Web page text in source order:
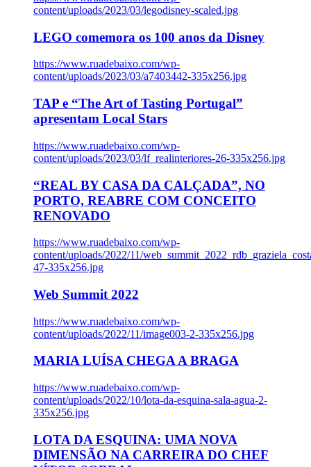
content/uploads/2023/03/legodisney-scaled.jpg
LEGO comemora os 100 anos da Disney
https://www.ruadebaixo.com/wp-
content/uploads/2023/03/a7403442-335x256.jpg
TAP e “The Art of Tasting Portugal”
apresentam Local Stars
https://www.ruadebaixo.com/wp-
content/uploads/2023/03/lf_realinteriores-26-335x256.jpg
“REAL BY CASA DA CALÇADA”, NO
PORTO, REABRE COM CONCEITO
RENOVADO
https://www.ruadebaixo.com/wp-
content/uploads/2022/11/
47-335x256.jpg
Web Summit 2022
https://www.ruadebaixo.com/wp-
content/uploads/2022/11/image003-2-335x256.jpg
MARIA LUÍSA CHEGA A BRAGA
https://www.ruadebaixo.com/wp-
content/uploads/2022/10/lota-da-esquina-sala-agua-2-
335x256.jpg
LOTA DA ESQUINA: UMA NOVA
DIMENSÃO NA CARREIRA DO CHEF